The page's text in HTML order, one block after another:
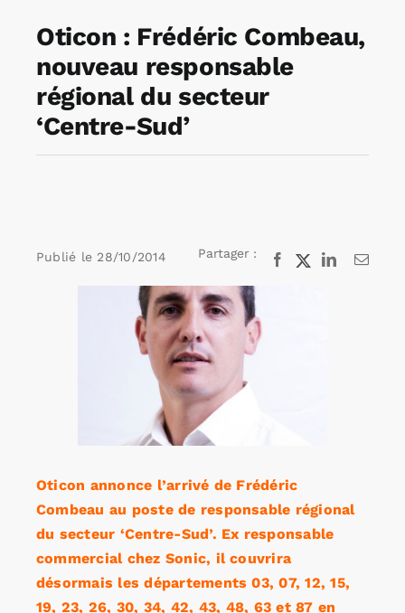
Kiosque
Annonces emploi
Oticon : Frédéric Combeau,
nouveau responsable
régional du secteur
‘Centre-Sud’
Publié le 28/10/2014 Partager : Facebook
X LinkedInEmail
Oticon annonce l’arrivé de Frédéric
Combeau au poste de responsable régional
du secteur ‘Centre-Sud’. Ex responsable
commercial chez Sonic, il couvrira
désormais les départements 03, 07, 12, 15,
19, 23, 26, 30, 34, 42, 43, 48, 63 et 87 en